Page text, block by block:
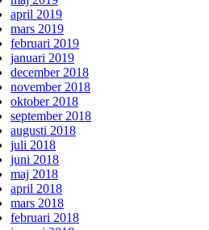
april 2019
mars 2019
februari 2019
januari 2019
december 2018
november 2018
oktober 2018
september 2018
augusti 2018
juli 2018
juni 2018
maj 2018
april 2018
mars 2018
februari 2018